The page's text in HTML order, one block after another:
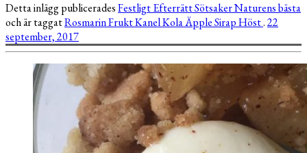
Detta inlägg publiceradesFestligtEfterrättSötsakerNaturens bästa
och är taggatRosmarinFruktKanelKolaÄppleSirapHöst.22
september, 2017